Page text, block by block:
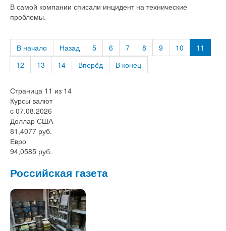
В самой компании списали инцидент на технические
проблемы.
В начало Назад 5 6 7 8 9 10
11
12
13 14 Вперёд В конец
Страница 11 из 14
Курсы валют
c 07.08.2026
Доллар США
81,4077 руб.
Евро
94,0585 руб.
Российская газета